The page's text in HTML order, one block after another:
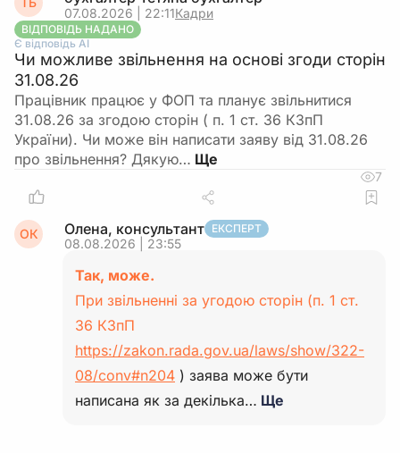
07.08.2026 | 22:11Кадри
ВІДПОВІДЬ НАДАНО
Є відповідь АІ
Чи можливе звільнення на основі згоди сторін
31.08.26
Працівник працює у ФОП та планує звільнитися
31.08.26 за згодою сторін ( п. 1 ст. 36 КЗпП
України). Чи може він написати заяву від 31.08.26
про звільнення? Дякую…
7
ОК Олена, консультант ЕКСПЕРТ
08.08.2026 | 23:55
Так, може.
При звільненні за угодою сторін (п. 1 ст.
36 КЗпП
https://zakon.rada.gov.ua/laws/show/322-
08/conv#n204 ) заява може бути
написана як за декілька… Ще